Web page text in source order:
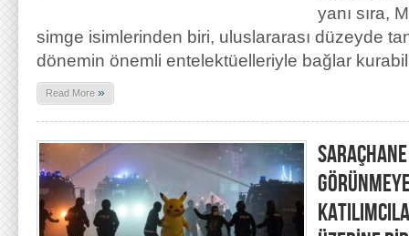
yanı sıra,
simge isimlerinden biri, uluslararası düzeyde
dönemin önemli entelektüelleriyle bağlar
Read More »